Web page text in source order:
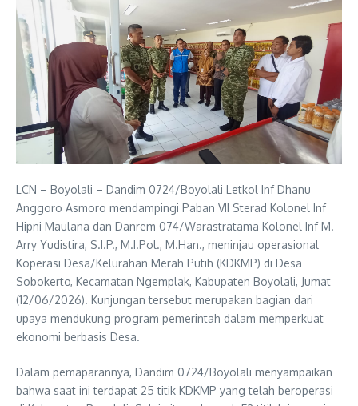
LCN – Boyolali – Dandim 0724/Boyolali Letkol Inf Dhanu
Anggoro Asmoro mendampingi Paban VII Sterad Kolonel Inf
Hipni Maulana dan Danrem 074/Warastratama Kolonel Inf M.
Arry Yudistira, S.I.P., M.I.Pol., M.Han., meninjau operasional
Koperasi Desa/Kelurahan Merah Putih (KDKMP) di Desa
Sobokerto, Kecamatan Ngemplak, Kabupaten Boyolali, Jumat
(12/06/2026). Kunjungan tersebut merupakan bagian dari
upaya mendukung program pemerintah dalam memperkuat
ekonomi berbasis Desa.
Dalam pemaparannya, Dandim 0724/Boyolali menyampaikan
bahwa saat ini terdapat 25 titik KDKMP yang telah beroperasi